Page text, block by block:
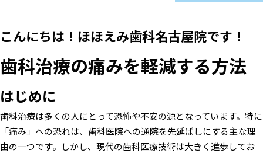
こんにちは！ほほえみ歯科名古屋院です！
歯科治療の痛みを軽減する方法
はじめに
歯科治療は多くの人にとって恐怖や不安の源となっています。特に
「痛み」への恐れは、歯科医院への通院を先延ばしにする主な理
由の一つです。しかし、現代の歯科医療技術は大きく進歩してお